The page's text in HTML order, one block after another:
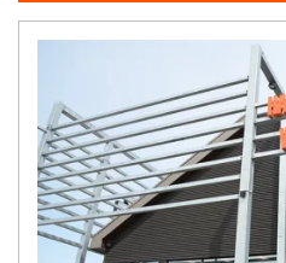
U
V
E
L
L
E